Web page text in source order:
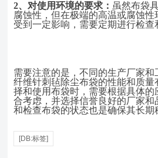
2、 对使用环境的要求： 虽然布袋
腐蚀性，但在极端的高温或腐蚀
受到一定影响，需要定期进行检查
需要注意的是，不同的生产厂家
纤维针刺毡除尘布袋的性能和质
择和使用布袋时，需要根据具体的
合考虑，并选择信誉良好的厂家和
和检查布袋的状态也是确保其长期
[DB:标签]